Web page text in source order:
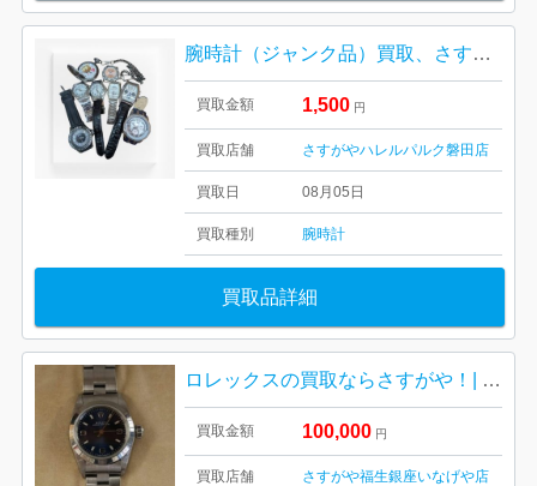
腕時計（ジャンク品）買取、さすがやハレルパルク磐田店
買取金額 1,500 円
買取店舗 さすがやハレルパルク磐田店
買取日 08月05日
買取種別 腕時計
買取品詳細
ロレックスの買取ならさすがや！| 福生市加美平| ROLEXオイスターパーペチュアル
買取金額 100,000 円
買取店舗 さすがや福生銀座いなげや店